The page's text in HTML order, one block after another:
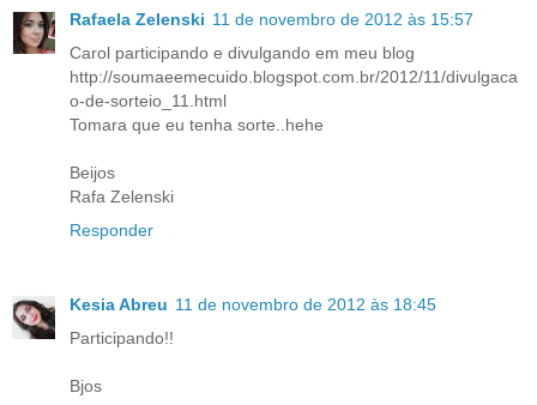
Rafaela Zelenski 11 de novembro de 2012 às 15:57
Carol participando e divulgando em meu blog
http://soumaeemecuido.blogspot.com.br/2012/11/divulgaca
o-de-sorteio_11.html
Tomara que eu tenha sorte..hehe
Beijos
Rafa Zelenski
Responder
Kesia Abreu 11 de novembro de 2012 às 18:45
Participando!!
Bjos